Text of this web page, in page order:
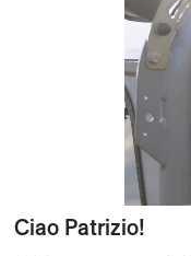
Ciao Patrizio!